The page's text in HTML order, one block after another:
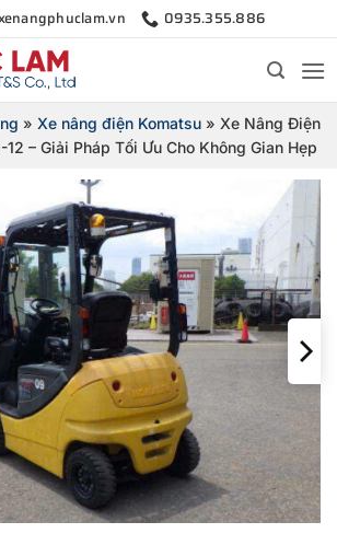
0935.355.886
» Xe nâng điện Komatsu » Xe Nâng Điện
– Giải Pháp Tối Ưu Cho Không Gian Hẹp